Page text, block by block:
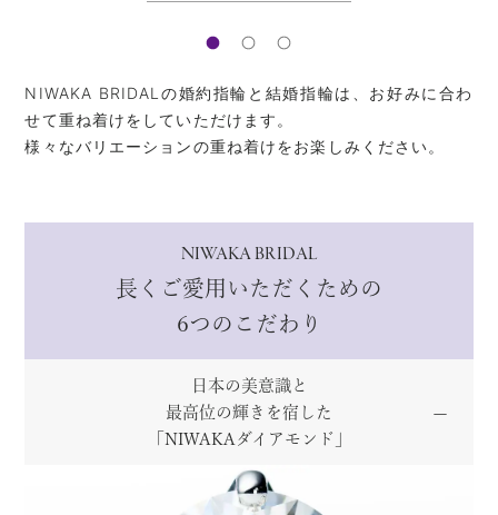
NIWAKA BRIDALの婚約指輪と結婚指輪は、お好みに合わ
せて重ね着けをしていただけます。
様々なバリエーションの重ね着けをお楽しみください。
NIWAKA BRIDAL
長くご愛用いただくための
6つのこだわり
日本の美意識と
最高位の輝きを宿した
「NIWAKAダイアモンド」